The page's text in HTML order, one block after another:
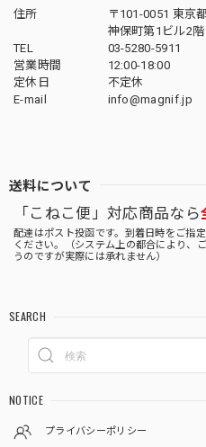
住所
〒101-0051 東京
神保町第1ビル2階
TEL
03-5280-5911
営業時間
12:00-18:00
定休日
不定休
E-mail
info@magnif.jp
送料について
「こねこ便」対応商品なら
配達はポスト投函です。到着日時をご指
ください。（システム上の都合により、
うのですが実際には承れません）
SEARCH
NOTICE
プライバシーポリシー